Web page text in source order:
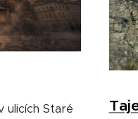
ulicích Staré